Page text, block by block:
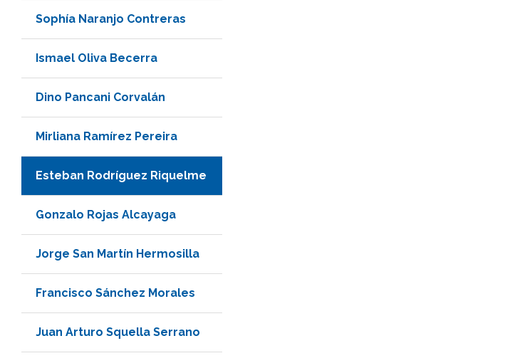
Sophía Naranjo Contreras
Ismael Oliva Becerra
Dino Pancani Corvalán
Mirliana Ramírez Pereira
Esteban Rodríguez Riquelme
Gonzalo Rojas Alcayaga
Jorge San Martín Hermosilla
Francisco Sánchez Morales
Juan Arturo Squella Serrano